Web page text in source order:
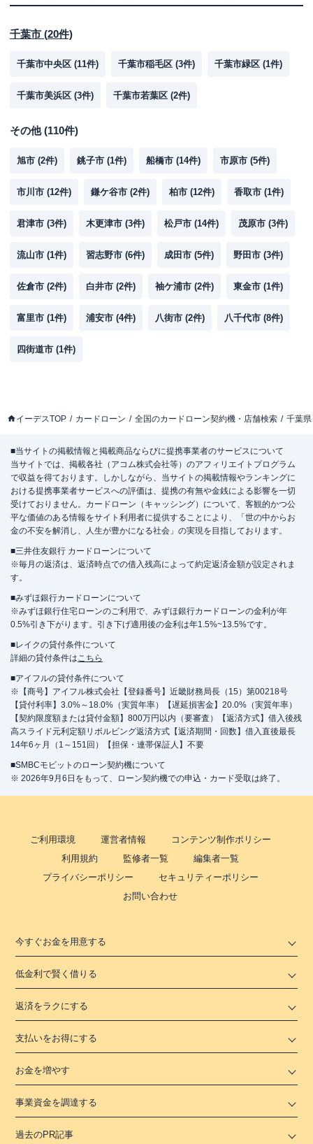
千葉市 (20件)
千葉市中央区 (11件) 千葉市稲毛区 (3件) 千葉市緑区 (1件)
千葉市美浜区 (3件) 千葉市若葉区 (2件)
その他(110件)
旭市 (2件) 銚子市 (1件) 船橋市 (14件) 市原市 (5件)
市川市 (12件) 鎌ケ谷市 (2件) 柏市 (12件) 香取市 (1件)
君津市 (3件) 木更津市 (3件) 松戸市 (14件) 茂原市 (3件)
流山市 (1件) 習志野市 (6件) 成田市 (5件) 野田市 (3件)
佐倉市 (2件) 白井市 (2件) 袖ケ浦市 (2件) 東金市 (1件)
富里市 (1件) 浦安市 (4件) 八街市 (2件) 八千代市 (8件)
四街道市 (1件)
イーデスTOP カードローン 全国のカードローン契約機・店舗検索 千葉県
■当サイトの掲載情報と掲載商品ならびに提携事業者のサービスについて
当サイトでは、掲載各社（アコム株式会社等）のアフィリエイトプログラム
で収益を得ております。しかしながら、当サイトの掲載情報やランキングに
おける提携事業者サービスへの評価は、提携の有無や金銭による影響を一切
受けておりません。カードローン（キャッシング）について、客観的かつ公
平な価値のある情報をサイト利用者に提供することにより、「世の中からお
金の不安を解消し、人生が豊かになる社会」の実現を目指しております。
■三井住友銀行 カードローンについて
※毎月の返済は、返済時点での借入残高によって約定返済金額が設定されま
す。
■みずほ銀行カードローンについて
※みずほ銀行住宅ローンのご利用で、みずほ銀行カードローンの金利が年
0.5%引き下がります。引き下げ適用後の金利は年1.5%~13.5%です。
■レイクの貸付条件について
詳細の貸付条件はこちら
■アイフルの貸付条件について
※【商号】アイフル株式会社【登録番号】近畿財務局長（15）第00218号
【貸付利率】3.0%～18.0%（実質年率）【遅延損害金】20.0%（実質年率）
【契約限度額または貸付金額】800万円以内（要審査）【返済方式】借入後残
高スライド元利定額リボルビング返済方式【返済期間・回数】借入直後最長
14年6ヶ月（1～151回）【担保・連帯保証人】不要
■SMBCモビットのローン契約機について
※ 2026年9月6日をもって、ローン契約機での申込・カード受取は終了。
ご利用環境 運営者情報
コンテンツ制作ポリシー
利用規約
監修者一覧
編集者一覧
プライバシーポリシー
セキュリティーポリシー
お問い合わせ
今すぐお金を用意する
低金利で賢く借りる
返済をラクにする
支払いをお得にする
お金を増やす
事業資金を調達する
過去のPR記事